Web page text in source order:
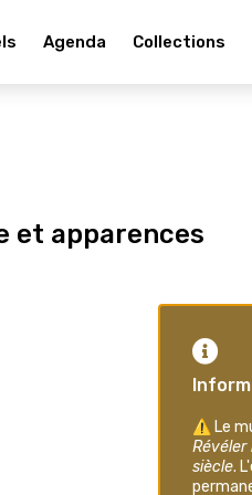
Agenda Collections
et apparences